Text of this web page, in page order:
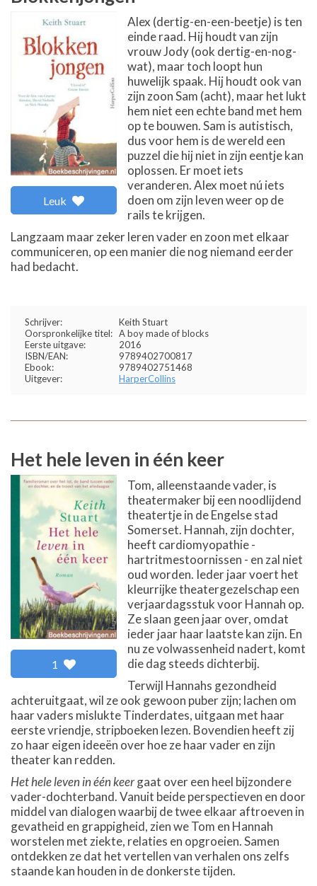
Leuk
Alex (dertig-en-een-beetje) is ten
einde raad. Hij houdt van zijn
vrouw Jody (ook dertig-en-nog-
wat), maar toch loopt hun
huwelijk spaak. Hij houdt ook van
zijn zoon Sam (acht), maar het lukt
hem niet een echte band met hem
op te bouwen. Sam is autistisch,
dus voor hem is de wereld een
puzzel die hij niet in zijn eentje kan
oplossen. Er moet iets
veranderen. Alex moet nú iets
doen om zijn leven weer op de
rails te krijgen.
Langzaam maar zeker leren vader en zoon met elkaar
communiceren, op een manier die nog niemand eerder
had bedacht.
Schrijver:
Keith Stuart
Oorspronkelijke titel: A boy made of blocks
Eerste uitgave:
2016
ISBN/EAN:
9789402700817
Ebook:
9789402751468
Uitgever:
HarperCollins
Het hele leven in één keer
1
Tom, alleenstaande vader, is
theatermaker bij een noodlijdend
theatertje in de Engelse stad
Somerset. Hannah, zijn dochter,
heeft cardiomyopathie -
hartritmestoornissen - en zal niet
oud worden. Ieder jaar voert het
kleurrijke theatergezelschap een
verjaardagsstuk voor Hannah op.
Ze slaan geen jaar over, omdat
ieder jaar haar laatste kan zijn. En
nu ze volwassenheid nadert, komt
die dag steeds dichterbij.
Terwijl Hannahs gezondheid
achteruitgaat, wil ze ook gewoon puber zijn; lachen om
haar vaders mislukte Tinderdates, uitgaan met haar
eerste vriendje, stripboeken lezen. Bovendien heeft zij
zo haar eigen ideeën over hoe ze haar vader en zijn
theater kan redden.
Het hele leven in één keergaat over een heel bijzondere
vader-dochterband. Vanuit beide perspectieven en door
middel van dialogen waarbij de twee elkaar aftroeven in
gevatheid en grappigheid, zien we Tom en Hannah
worstelen met ziekte, relaties en opgroeien. Samen
ontdekken ze dat het vertellen van verhalen ons zelfs
staande kan houden in de donkerste tijden.